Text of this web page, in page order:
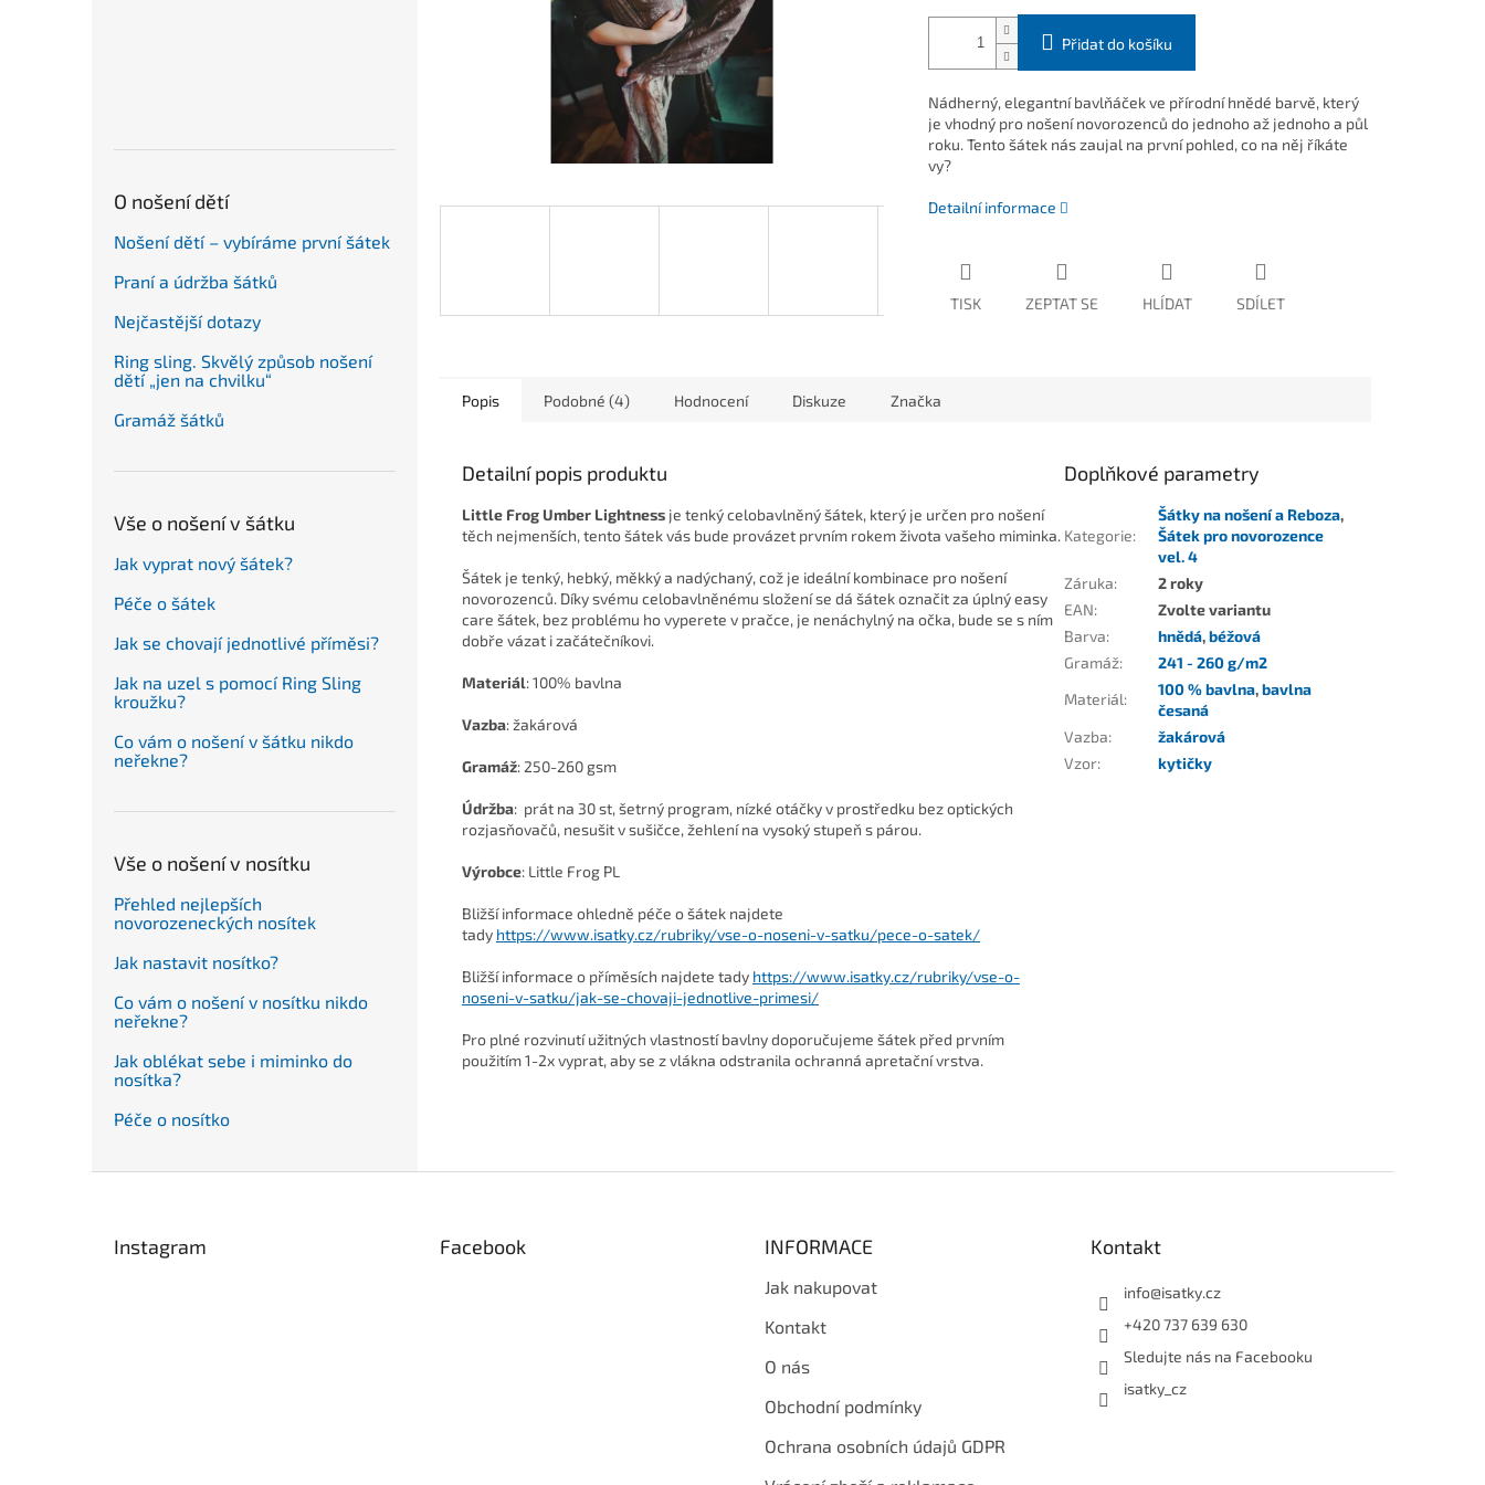
O nošení dětí
Nošení dětí – vybíráme první šátek
Praní a údržba šátků
Nejčastější dotazy
Ring sling. Skvělý způsob nošení
dětí „jen na chvilku“
Gramáž šátků
Vše o nošení v šátku
Jak vyprat nový šátek?
Péče o šátek
Jak se chovají jednotlivé příměsi?
Jak na uzel s pomocí Ring Sling
kroužku?
Co vám o nošení v šátku nikdo
neřekne?
Vše o nošení v nosítku
Přehled nejlepších
novorozeneckých nosítek
Jak nastavit nosítko?
Co vám o nošení v nosítku nikdo
neřekne?
Jak oblékat sebe i miminko do
nosítka?
Péče o nosítko
Přidat do košíku
Nádherný, elegantní bavlňáček ve přírodní hnědé barvě, který
je vhodný pro nošení novorozenců do jednoho až jednoho a půl
roku. Tento šátek nás zaujal na první pohled, co na něj říkáte
vy?
Detailní informace
TISK ZEPTAT SE HLÍDAT SDÍLET
Popis Podobné (4) Hodnocení Diskuze Značka
Detailní popis produktu
Little Frog Umber Lightness je tenký celobavlněný šátek, který je určen pro nošení
těch nejmenších, tento šátek vás bude provázet prvním rokem života vašeho miminka.
Šátek je tenký, hebký, měkký a nadýchaný, což je ideální kombinace pro nošení
novorozenců. Díky svému celobavlněnému složení se dá šátek označit za úplný easy
care šátek, bez problému ho vyperete v pračce, je nenáchylný na očka, bude se s ním
dobře vázat i začátečníkovi.
Materiál: 100% bavlna
Vazba: žakárová
Gramáž: 250-260 gsm
Údržba: prát na 30 st, šetrný program, nízké otáčky v prostředku bez optických
rozjasňovačů, nesušit v sušičce, žehlení na vysoký stupeň s párou.
Výrobce: Little Frog PL
Bližší informace ohledně péče o šátek najdete
tady https://www.isatky.cz/rubriky/vse-o-noseni-v-satku/pece-o-satek/
Bližší informace o příměsích najdete tady https://www.isatky.cz/rubriky/vse-o-
noseni-v-satku/jak-se-chovaji-jednotlive-primesi/
Pro plné rozvinutí užitných vlastností bavlny doporučujeme šátek před prvním
použitím 1-2x vyprat, aby se z vlákna odstranila ochranná apretační vrstva.
Doplňkové parametry
Kategorie:
Šátky na nošení a Reboza,
Šátek pro novorozence
vel. 4
Záruka:
2 roky
EAN:
Zvolte variantu
Barva: hnědá,béžová
Gramáž:
241 - 260 g/m2
Materiál:
100 % bavlna,bavlna
česaná
Vazba:
žakárová
Vzor: kytičky
Instagram Facebook INFORMACE
Jak nakupovat
Kontakt
O nás
Obchodní podmínky
Ochrana osobních údajů GDPR
Kontakt
info@isatky.cz
+420 737 639 630
Sledujte nás na Facebooku
isatky_cz